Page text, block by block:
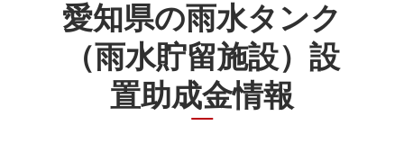
愛知県の雨水タンク
（雨水貯留施設）設
置助成金情報